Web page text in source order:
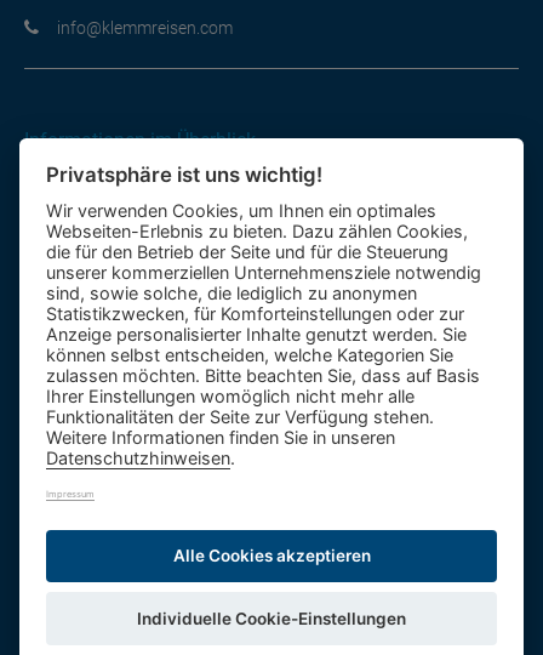
moc.nesiermmelk@ofni
Informationen im Überblick
Gutscheine
Kontakt-Formular
Anfahrt
Mietbus
Reisebewertung
Reiseinformationen A – Z
992,0t CO
ID: DE27006
Privatsphäre ist uns wichtig!
Wir verwenden Cookies, um Ihnen ein optimales
Webseiten-Erlebnis zu bieten. Dazu zählen Cookies,
die für den Betrieb der Seite und für die Steuerung
unserer kommerziellen Unternehmensziele notwendig
sind, sowie solche, die lediglich zu anonymen
Statistikzwecken, für Komforteinstellungen oder zur
Anzeige personalisierter Inhalte genutzt werden. Sie
können selbst entscheiden, welche Kategorien Sie
zulassen möchten. Bitte beachten Sie, dass auf Basis
Ihrer Einstellungen womöglich nicht mehr alle
Funktionalitäten der Seite zur Verfügung stehen.
Weitere Informationen finden Sie in unseren
Datenschutzhinweisen.
Impressum
Alle Cookies akzeptieren
Individuelle Cookie-Einstellungen